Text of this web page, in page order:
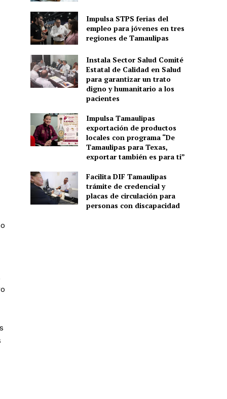
Impulsa STPS ferias del
empleo para jóvenes en tres
regiones de Tamaulipas
Instala Sector Salud Comité
Estatal de Calidad en Salud
para garantizar un trato
digno y humanitario a los
pacientes
Impulsa Tamaulipas
exportación de productos
locales con programa “De
Tamaulipas para Texas,
exportar también es para ti”
Facilita DIF Tamaulipas
trámite de credencial y
placas de circulación para
personas con discapacidad